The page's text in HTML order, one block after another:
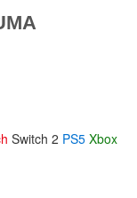
Switch 2 PS5 Xbox